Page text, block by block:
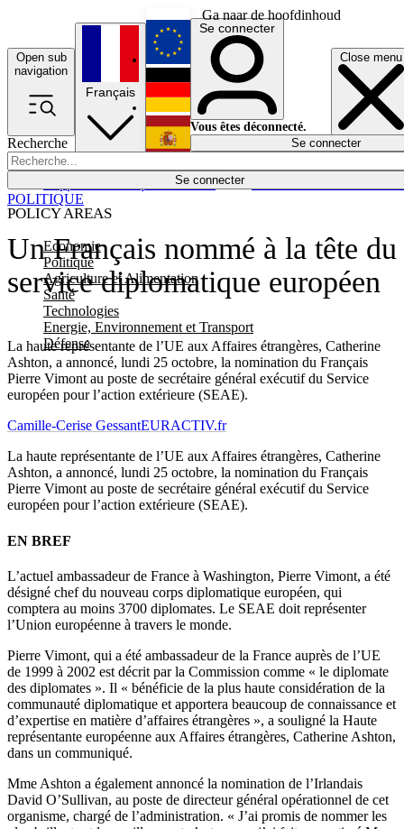
Ga naar de hoofdinhoud
Open sub
navigation
Close menu
Recherche
Se connecter
POLICY AREAS
Economie
Politique
Agriculture et Alimentation
Santé
Technologies
Energie, Environnement et Transport
Défense
Économie
Français
English
Deutsch
Español
Se connecter
Vous êtes déconnecté.
Se connecter
Un Français nommé à la tête du
service diplomatique européen
La haute représentante de l’UE aux Affaires étrangères, Catherine
Ashton, a annoncé, lundi 25 octobre, la nomination du Français
Pierre Vimont au poste de secrétaire général exécutif du Service
européen pour l’action extérieure (SEAE).
POLITIQUE
Camille-Cerise GessantEURACTIV.fr
La haute représentante de l’UE aux Affaires étrangères, Catherine
Ashton, a annoncé, lundi 25 octobre, la nomination du Français
Pierre Vimont au poste de secrétaire général exécutif du Service
européen pour l’action extérieure (SEAE).
EN BREF
L’actuel ambassadeur de France à Washington, Pierre Vimont, a été
désigné chef du nouveau corps diplomatique européen, qui
comptera au moins 3700 diplomates. Le SEAE doit représenter
l’Union européenne à travers le monde.
Pierre Vimont, qui a été ambassadeur de la France auprès de l’UE
de 1999 à 2002 est décrit par la Commission comme « le diplomate
des diplomates ». Il « bénéficie de la plus haute considération de la
communauté diplomatique et apportera beaucoup de connaissance et
d’expertise en matière d’affaires étrangères », a souligné la Haute
représentante européenne aux Affaires étrangères, Catherine Ashton,
dans un communiqué.
Mme Ashton a également annoncé la nomination de l’Irlandais
David O’Sullivan, au poste de directeur général opérationnel de cet
organisme, chargé de l’administration. « J’ai promis de nommer les